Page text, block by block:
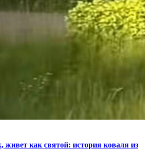
живет как святой: история коваля из